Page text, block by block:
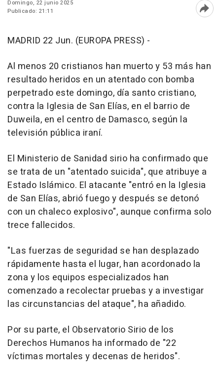
Domingo, 22 junio 2025
Publicado: 21:11
MADRID 22 Jun. (EUROPA PRESS) -
Al menos 20 cristianos han muerto y 53 más han
resultado heridos en un atentado con bomba
perpetrado este domingo, día santo cristiano,
contra la Iglesia de San Elías, en el barrio de
Duweila, en el centro de Damasco, según la
televisión pública iraní.
El Ministerio de Sanidad sirio ha confirmado que
se trata de un "atentado suicida", que atribuye a
Estado Islámico. El atacante "entró en la Iglesia
de San Elías, abrió fuego y después se detonó
con un chaleco explosivo", aunque confirma solo
trece fallecidos.
"Las fuerzas de seguridad se han desplazado
rápidamente hasta el lugar, han acordonado la
zona y los equipos especializados han
comenzado a recolectar pruebas y a investigar
las circunstancias del ataque", ha añadido.
Por su parte, el Observatorio Sirio de los
Derechos Humanos ha informado de "22
víctimas mortales y decenas de heridos".